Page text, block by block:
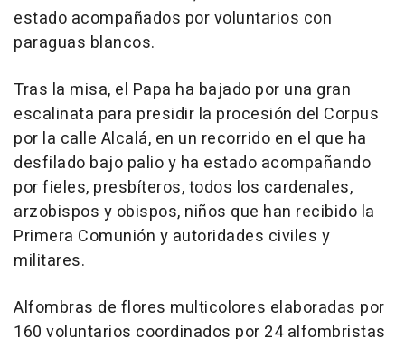
estado acompañados por voluntarios con
paraguas blancos.
Tras la misa, el Papa ha bajado por una gran
escalinata para presidir la procesión del Corpus
por la calle Alcalá, en un recorrido en el que ha
desfilado bajo palio y ha estado acompañando
por fieles, presbíteros, todos los cardenales,
arzobispos y obispos, niños que han recibido la
Primera Comunión y autoridades civiles y
militares.
Alfombras de flores multicolores elaboradas por
160 voluntarios coordinados por 24 alfombristas